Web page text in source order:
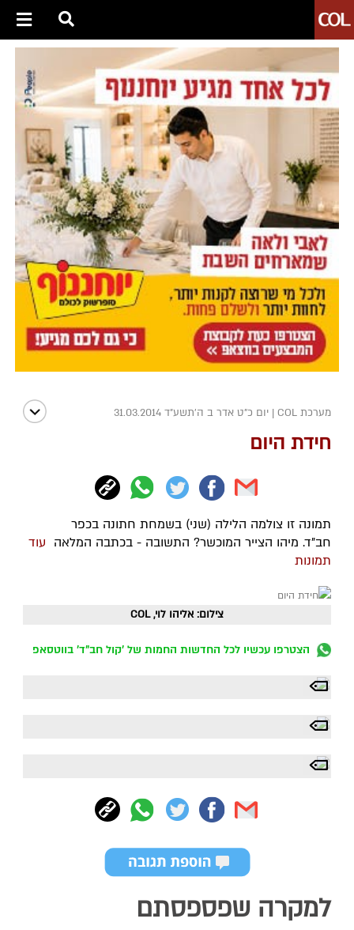
מערכת COL | יום כ"ט אדר ב ה׳תשע״ד 31.03.2014
חידת היום
תמונה זו צולמה הלילה (שני) בשמחת חתונה בכפר
חב"ד. מיהו הצייר המוכשר? התשובה - בכתבה המלאה עוד
תמונות
צילום: אליהו לוי, COL
הצטרפו עכשיו לכל החדשות החמות של 'קול חב"ד' בווטסאפ
למקרה שפספסתם